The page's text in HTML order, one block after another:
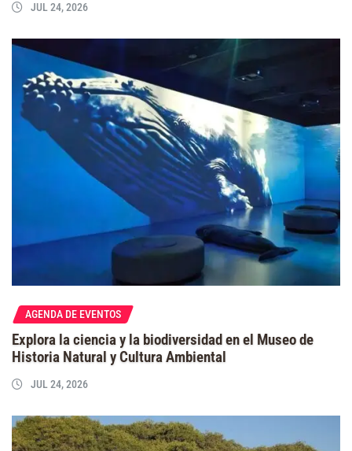
JUL 24, 2026
AGENDA DE EVENTOS
Explora la ciencia y la biodiversidad en el Museo de
Historia Natural y Cultura Ambiental
JUL 24, 2026